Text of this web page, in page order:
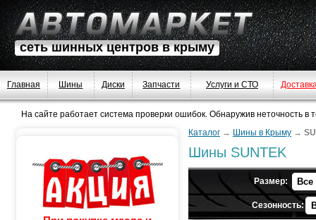
сеть шинных центров в крыму
Главная Шины Диски Запчасти Услуги и СТО
На сайте работает система проверки ошибок. Обнаружив неточность в
Каталог → Шины в Крыму →
Шины SUNTEK
Размер:
Сезонность: